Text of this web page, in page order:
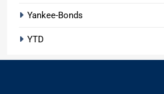
Yankee-Bonds
YTD